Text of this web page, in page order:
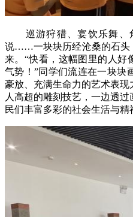
巡游狩猎、宴饮乐舞、
说……一块块历经沧桑的石头
来。“快看，这幅图里的人好
气势！”同学们流连在一块块
豪放、充满生命力的艺术表
人高超的雕刻技艺，一边透
民们丰富多彩的社会生活与精